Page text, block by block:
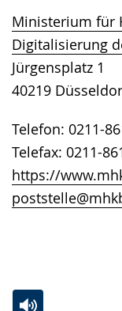
Ministerium für
Digitalisierung
Jürgensplatz 1
40219
Telefon: 0211-
Telefax: 0211-
https://
wechseln.
Deutscher
wird
angezeigt.